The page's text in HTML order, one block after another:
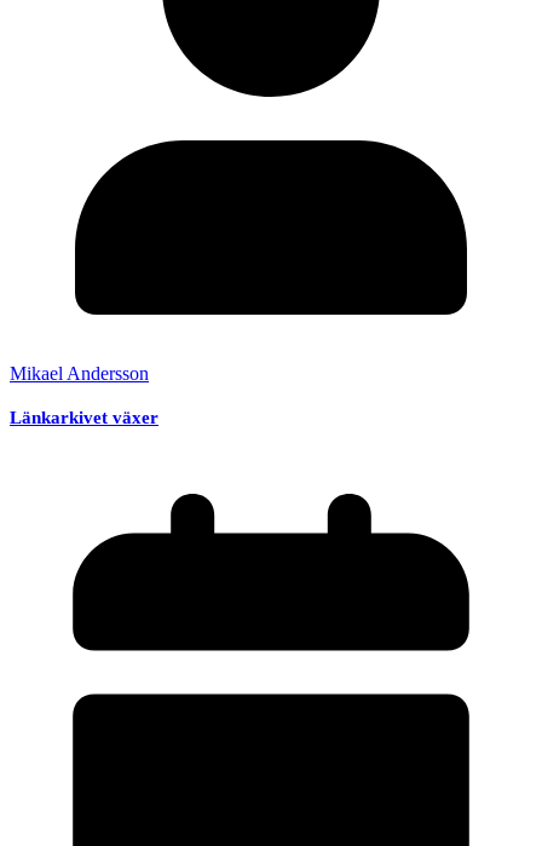
Mikael Andersson
Länkarkivet växer